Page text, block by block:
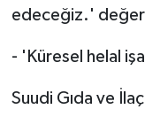
edeceğiz.'
- 'Küresel helal
Suudi Gıda ve